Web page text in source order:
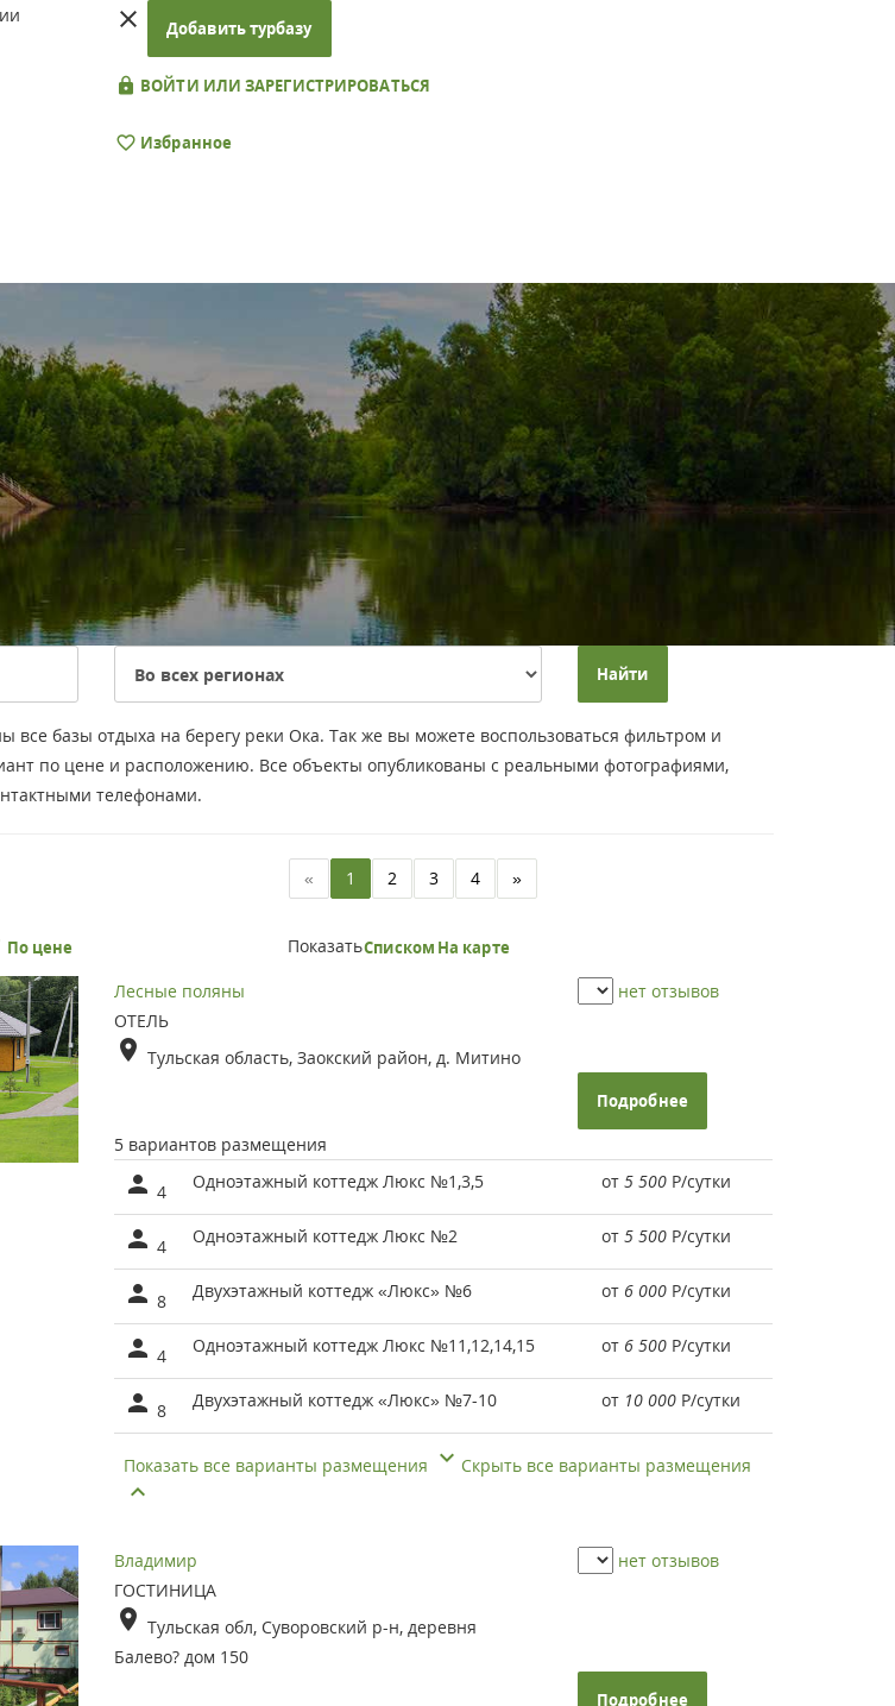
Добавить турбазу
ВОЙТИ ИЛИ ЗАРЕГИСТРИРОВАТЬСЯ
Избранное
Найти
все базы отдыха на берегу реки Ока. Так же вы можете воспользоваться фильтром и
по цене и расположению. Все объекты опубликованы с реальными фотографиями,
телефонами.
« 1 2 3 4 »
По цене ПоказатьСписком На карте
Лесные поляны
ОТЕЛЬ
Тульская область, Заокский район, д. Митино
нет отзывов
Подробнее
5 вариантов размещения
4 Одноэтажный коттедж Люкс №1,3,5 от 5 500 Р/сутки
4 Одноэтажный коттедж Люкс №2 от 5 500 Р/сутки
8 Двухэтажный коттедж «Люкс» №6 от 6 000 Р/сутки
4 Одноэтажный коттедж Люкс №11,12,14,15 от 6 500 Р/сутки
8 Двухэтажный коттедж «Люкс» №7-10 от 10 000 Р/сутки
Показать все варианты размещения Скрыть все варианты размещения
Владимир
ГОСТИНИЦА
Тульская обл, Суворовский р-н, деревня
Балево? дом 150
нет отзывов
Подробнее